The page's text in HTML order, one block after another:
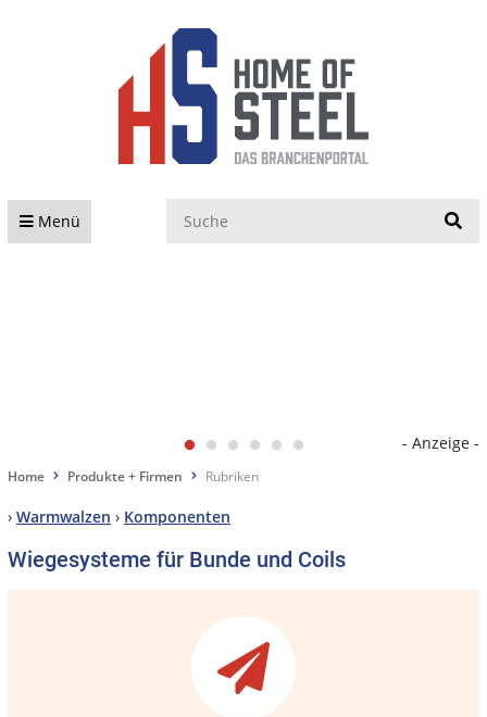
Menü
- Anzeige -
Home Produkte + Firmen Rubriken
› Warmwalzen › Komponenten
Wiegesysteme für Bunde und Coils